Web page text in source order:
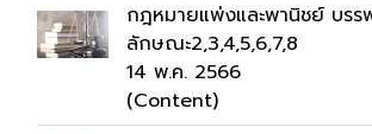
กฎหมายแพ่งและพานิชย์ บรร
ลักษณะ2,3,4,5,6,7,8
14 พ.ค. 2566
(Content)